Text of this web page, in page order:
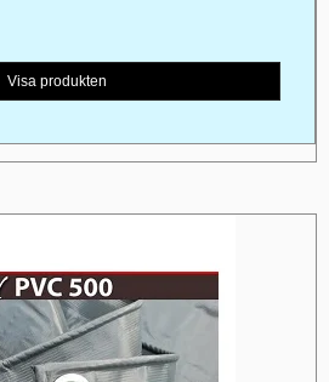
Visa produkten